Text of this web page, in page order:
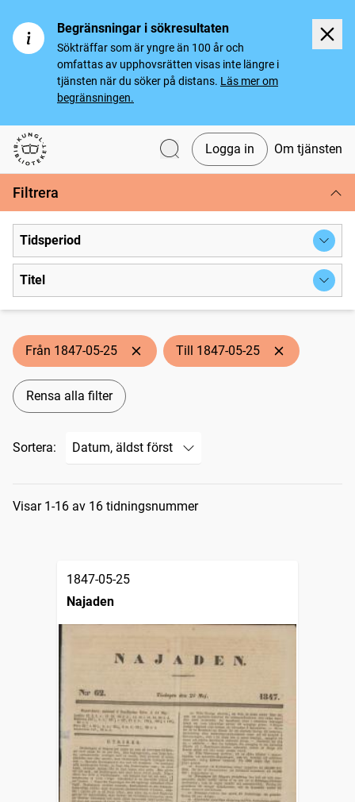
Begränsningar i sökresultaten
Sökträffar som är yngre än 100 år och
omfattas av upphovsrätten visas inte längre i
tjänsten när du söker på distans. Läs mer om
begränsningen.
Svenska tidningar
Logga in Om tjänsten
Filtrera
Tidsperiod
Titel
Från 1847-05-25 Till 1847-05-25
Rensa alla filter
Sortera:
Sökresultat
Visar 1-16 av 16 tidningsnummer
1847-05-25
Najaden